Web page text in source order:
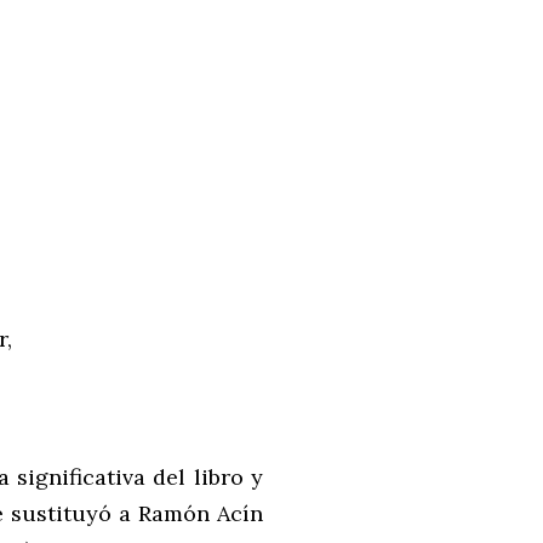
significativa del libro y
a Ramón Acín